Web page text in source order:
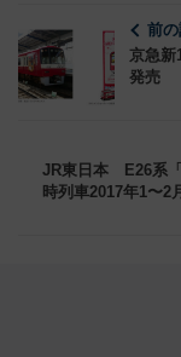
前
京急新
発売
JR東日本 E26系
時列車2017年1〜2